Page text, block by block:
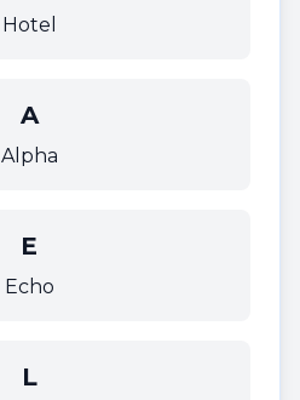
Hotel
A
Alpha
E
Echo
L